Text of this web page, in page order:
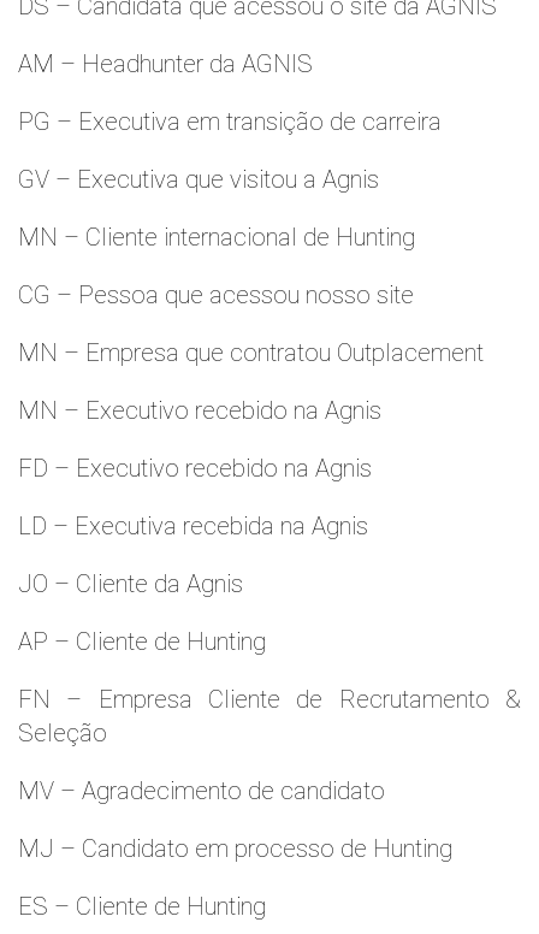
DS – Candidata que acessou o site da AGNIS
AM – Headhunter da AGNIS
PG – Executiva em transição de carreira
GV – Executiva que visitou a Agnis
MN – Cliente internacional de Hunting
CG – Pessoa que acessou nosso site
MN – Empresa que contratou Outplacement
MN – Executivo recebido na Agnis
FD – Executivo recebido na Agnis
LD – Executiva recebida na Agnis
JO – Cliente da Agnis
AP – Cliente de Hunting
FN – Empresa Cliente de Recrutamento &
Seleção
MV – Agradecimento de candidato
MJ – Candidato em processo de Hunting
ES – Cliente de Hunting